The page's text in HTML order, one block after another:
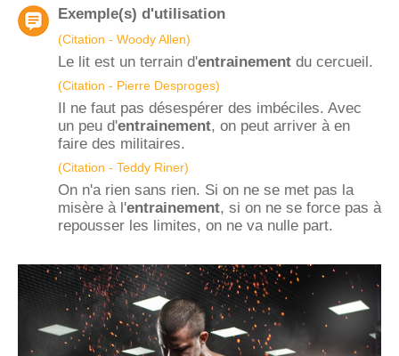
Exemple(s) d'utilisation
(Citation - Woody Allen)
Le lit est un terrain d'entrainement du cercueil.
(Citation - Pierre Desproges)
Il ne faut pas désespérer des imbéciles. Avec
un peu d'entrainement, on peut arriver à en
faire des militaires.
(Citation - Teddy Riner)
On n'a rien sans rien. Si on ne se met pas la
misère à l'entrainement, si on ne se force pas à
repousser les limites, on ne va nulle part.